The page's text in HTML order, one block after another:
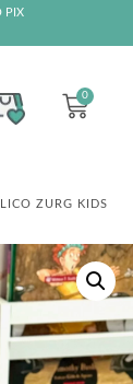
PIX
0
ZURG KIDS